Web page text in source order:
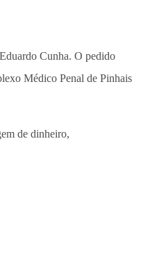
Cunha. O pedido
Médico Penal de Pinhais
de dinheiro,